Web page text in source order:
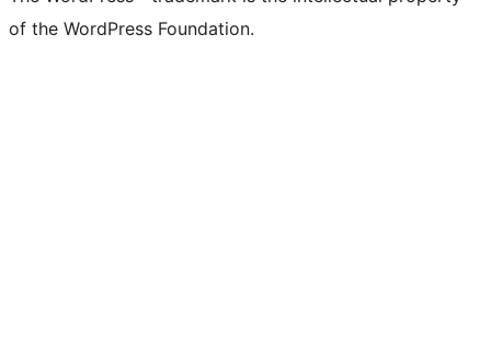
of the WordPress Foundation.